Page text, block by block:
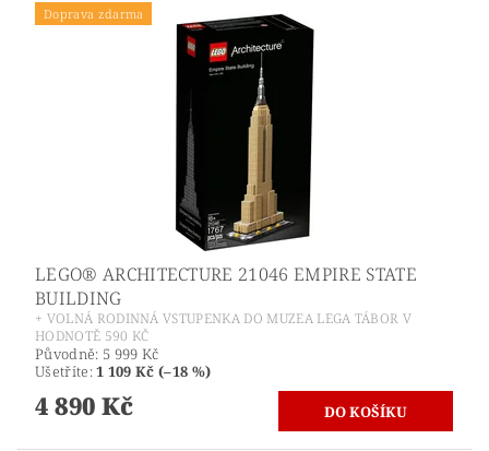
Doprava zdarma
LEGO® ARCHITECTURE 21046 EMPIRE STATE
BUILDING
+ VOLNÁ RODINNÁ VSTUPENKA DO MUZEA LEGA TÁBOR V
HODNOTĚ 590 KČ
Původně: 5 999 Kč
Ušetříte:1 109 Kč (–18 %)
4 890 Kč